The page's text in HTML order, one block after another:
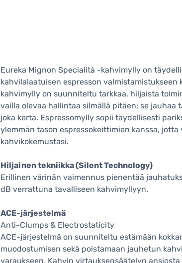
Eureka Mignon Specialità -kahvimylly on
kahvilalaatuisen espresson valmistamistukseen
kahvimylly on suunniteltu tarkkaa, hiljaista
vailla olevaa hallintaa silmällä pitäen; se jauhaa
joka kerta. Espressomylly sopii täydellisesti
ylemmän tason espressokeittimien kanssa, jotta
kahvikokemustasi.
Hiljainen tekniikka (Silent Technology)
Erillinen värinän vaimennus pienentää
dB verrattuna tavalliseen kahvimyllyyn.
ACE-järjestelmä
Anti-Clumps & Electrostaticity
ACE-järjestelmä on suunniteltu estämään
muodostumisen sekä poistamaan jauhetun
varaukseen. Kahvin virtauksensäätelyn